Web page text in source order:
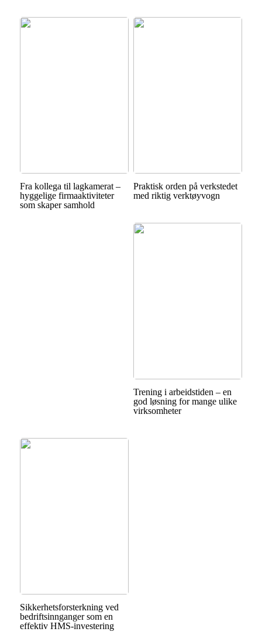
Fra kollega til lagkamerat –
hyggelige firmaaktiviteter
som skaper samhold
Praktisk orden på verkstedet
med riktig verktøyvogn
Trening i arbeidstiden – en
god løsning for mange ulike
virksomheter
Sikkerhetsforsterkning ved
bedriftsinnganger som en
effektiv HMS-investering